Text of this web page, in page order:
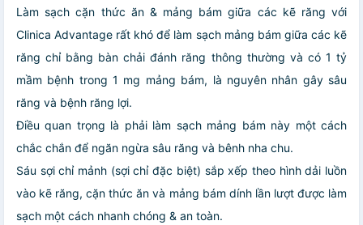
Làm sạch cặn thức ăn & mảng bám giữa các kẽ răng với
Clinica Advantage rất khó để làm sạch mảng bám giữa các kẽ
răng chỉ bằng bàn chải đánh răng thông thường và có 1 tỷ
mầm bệnh trong 1 mg mảng bám, là nguyên nhân gây sâu
răng và bệnh răng lợi.
Điều quan trọng là phải làm sạch mảng bám này một cách
chắc chắn để ngăn ngừa sâu răng và bênh nha chu.
Sáu sợi chỉ mảnh (sợi chỉ đặc biệt) sắp xếp theo hình dải luồn
vào kẽ răng, cặn thức ăn và mảng bám dính lần lượt được làm
sạch một cách nhanh chóng & an toàn.